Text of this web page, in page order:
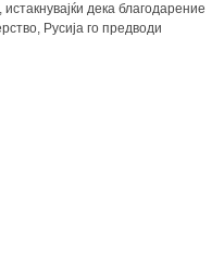
дека благодарение
Русија го предводи